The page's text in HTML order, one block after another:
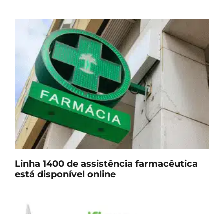
Linha 1400 de assistência farmacêutica
está disponível online